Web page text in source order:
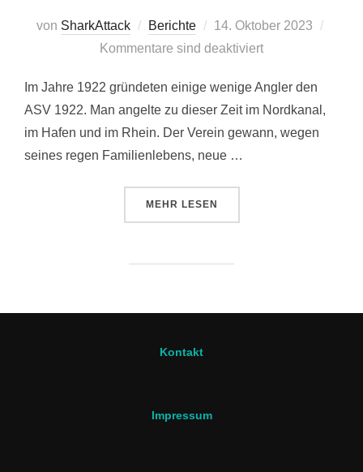
von SharkAttack Berichte
Veröffentlicht
am
14. Oktober 2023
Kommentare sind deaktiviert
Im Jahre 1922 gründeten einige wenige Angler den
ASV 1922. Man angelte zu dieser Zeit im Nordkanal,
im Hafen und im Rhein. Der Verein gewann, wegen
seines regen Familienlebens, neue …
MEHR ÜBER “CHRONIK”
LESEN
Kontakt
Impressum